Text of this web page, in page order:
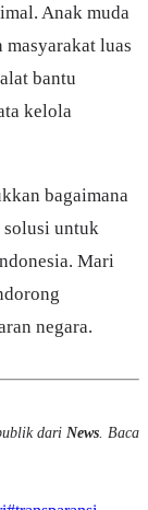
Anak muda
masyarakat luas
bantu
kelola
bagaimana
solusi untuk
Mari
negara.
dari News . Baca